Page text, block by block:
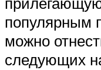
популярным
можно
следующих